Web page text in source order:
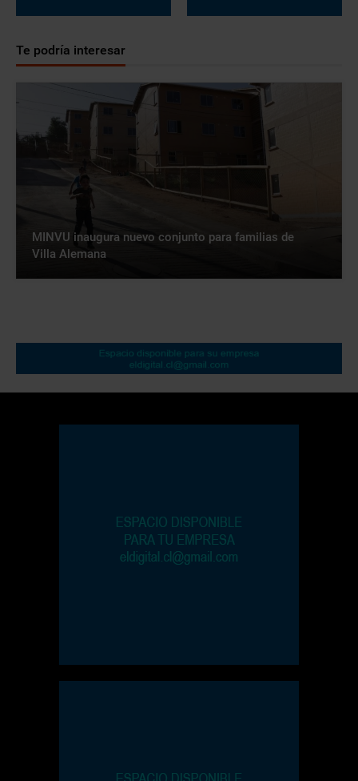
Te podría interesar
MINVU inaugura nuevo conjunto para familias de
Villa Alemana